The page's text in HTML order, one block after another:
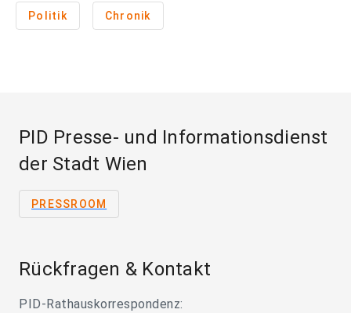
Politik Chronik
PID Presse- und Informationsdienst
der Stadt Wien
PRESSROOM
Rückfragen & Kontakt
PID-Rathauskorrespondenz: